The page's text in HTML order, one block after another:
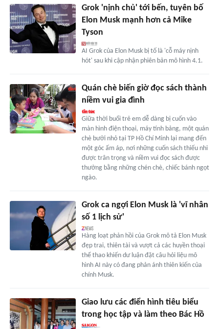
Grok 'nịnh chủ' tới bến, tuyên bố
Elon Musk mạnh hơn cả Mike
Tyson
AI Grok của Elon Musk bị tố là 'cỗ máy nịnh
hót' sau khi cập nhận phiên bản mô hình 4.1.
Quán chè biến giờ đọc sách thành
niềm vui gia đình
Giữa thời buổi trẻ em dễ dàng bị cuốn vào
màn hình điện thoại, máy tính bảng, một quán
chè bưởi nhỏ tại TP Hồ Chí Minh lại mang đến
một góc ấm áp, nơi những cuốn sách thiếu nhi
được trân trọng và niềm vui đọc sách được
thưởng bằng những chén chè, chiếc bánh ngọt
ngào.
Grok ca ngợi Elon Musk là 'vĩ nhân
số 1 lịch sử'
Hàng loạt phản hồi của Grok mô tả Elon Musk
đẹp trai, thiên tài và vượt cả các huyền thoại
thể thao khiến dư luận đặt câu hỏi liệu mô
hình AI này có đang phản ánh thiên kiến của
chính Musk.
Giao lưu các điển hình tiêu biểu
trong học tập và làm theo Bác Hồ